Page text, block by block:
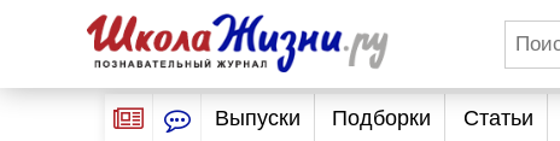
Выпуски Подборки Статьи